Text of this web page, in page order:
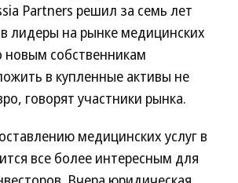
Partners решил за семь лет
в лидеры на рынке медицинских
новым собственникам
в купленные активы не
говорят участники рынка.
медицинских услуг в
все более интересным для